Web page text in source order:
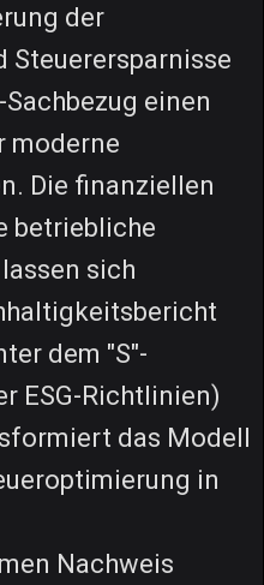
der
Steuerersparnisse
einen
moderne
Die finanziellen
betriebliche
sich
dem "S"-
ESG-Richtlinien)
das Modell
in
Nachweis